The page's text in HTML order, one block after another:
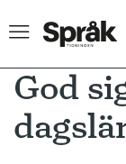
Hem
God